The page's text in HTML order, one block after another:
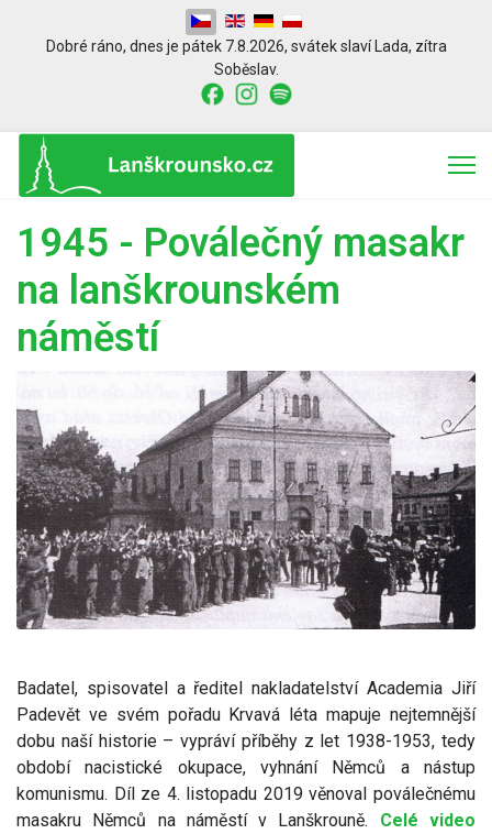
Zvolte jazyk
Dobré ráno, dnes je pátek 7.8.2026, svátek slaví Lada, zítra
Soběslav.
1945 - Poválečný masakr
na lanškrounském
náměstí
Badatel, spisovatel a ředitel nakladatelství Academia Jiří
Padevět ve svém pořadu Krvavá léta mapuje nejtemnější
dobu naší historie – vypráví příběhy z let 1938-1953, tedy
období nacistické okupace, vyhnání Němců a nástup
komunismu. Díl ze 4. listopadu 2019 věnoval poválečnému
masakru Němců na náměstí v Lanškrouně. Celé video